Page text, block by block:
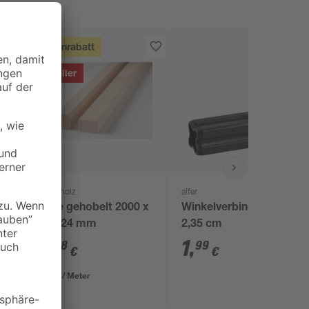
Mengenrabatt
Bestseller
binderholz
Latte gehobelt 2000 x
44 x 24 mm
98 €
1,99 € / Meter
alfer
Winkelverbinder 90°
2,35 cm
1,99 €